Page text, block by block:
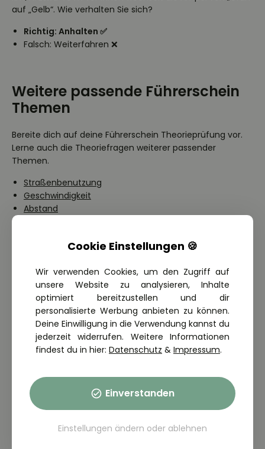
auf „Gelb“. Wie verhalten Sie sich?
Richtig: Anhalten ✅
Falsch: Weiterfahren ❌
Weitere passende Führerschein
Themen
Bereite dich auf deine Führerschein Theorieprüfung vor.
Lerne auch die Theoriefragen weiterer passender
Themen.
Straßenbenutzung
Geschwindigkeit
Abstand
Abbiegen, Wenden und Rückwärtsfahren
Einrichtungen zur Überwachung der Parkzeit
Liegenbleiben und Abschleppen von Fahrzeugen
Sorgfaltspflichten
Beleuchtung
Warnzeichen
Bahnübergänge
Autobahnen und Kraftfahrstraßen
Personenbeförderung
Sonstige Pflichten des Fahrzeugführers
Verhalten an Fußgängerüberwegen und gegenüber
Sonntagsfahrverbot
Cookie Einstellungen 🍪
Wir verwenden Cookies, um den Zugriff auf
unsere Website zu analysieren, Inhalte
optimiert bereitzustellen und dir
personalisierte Werbung anbieten zu können.
Deine Einwilligung in die Verwendung kannst du
jederzeit widerrufen. Weitere Informationen
findest du in hier: Datenschutz & Impressum.
Einverstanden
Einstellungen ändern oder ablehnen